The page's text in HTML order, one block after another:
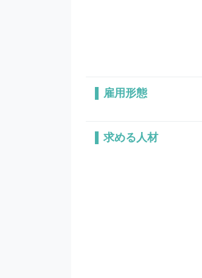
雇用形態
求める人材